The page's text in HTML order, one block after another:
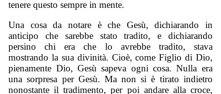
tenere questo sempre in mente.
Una cosa da notare è che Gesù, dichiarando in
anticipo che sarebbe stato tradito, e dichiarando
persino chi era che lo avrebbe tradito, stava
mostrando la sua divinità. Cioè, come Figlio di Dio,
pienamente Dio, Gesù sapeva ogni cosa. Nulla era
una sorpresa per Gesù. Ma non si è tirato indietro
nonostante il tradimento, per poi andare alla croce,